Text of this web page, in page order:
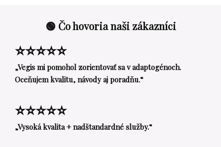
🟢 Čo hovoria naši zákazníci
⭐⭐⭐⭐⭐
„Vegis mi pomohol zorientovať sa v adaptogénoch.
Oceňujem kvalitu, návody aj poradňu.“
⭐⭐⭐⭐⭐
„Vysoká kvalita + nadštandardné služby.“